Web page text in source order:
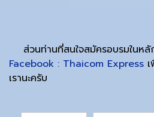
ส่วนท่านที่สนใจสมัครอบรมในห
Facebook : Thaicom Express
เรานะครับ